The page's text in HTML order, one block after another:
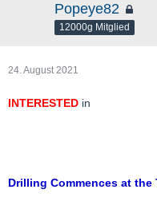
Popeye82
12000g Mitglied
24. August 2021
INTERESTED in
Drilling Commences at the